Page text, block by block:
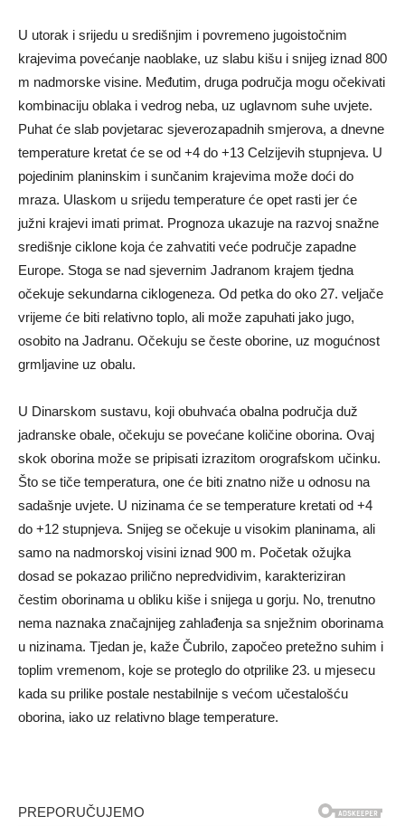
U utorak i srijedu u središnjim i povremeno jugoistočnim
krajevima povećanje naoblake, uz slabu kišu i snijeg iznad 800
m nadmorske visine. Međutim, druga područja mogu očekivati
​​kombinaciju oblaka i vedrog neba, uz uglavnom suhe uvjete.
Puhat će slab povjetarac sjeverozapadnih smjerova, a dnevne
temperature kretat će se od +4 do +13 Celzijevih stupnjeva. U
pojedinim planinskim i sunčanim krajevima može doći do
mraza. Ulaskom u srijedu temperature će opet rasti jer će
južni krajevi imati primat. Prognoza ukazuje na razvoj snažne
središnje ciklone koja će zahvatiti veće područje zapadne
Europe. Stoga se nad sjevernim Jadranom krajem tjedna
očekuje sekundarna ciklogeneza. Od petka do oko 27. veljače
vrijeme će biti relativno toplo, ali može zapuhati jako jugo,
osobito na Jadranu. Očekuju se česte oborine, uz mogućnost
grmljavine uz obalu.
U Dinarskom sustavu, koji obuhvaća obalna područja duž
jadranske obale, očekuju se povećane količine oborina. Ovaj
skok oborina može se pripisati izrazitom orografskom učinku.
Što se tiče temperatura, one će biti znatno niže u odnosu na
sadašnje uvjete. U nizinama će se temperature kretati od +4
do +12 stupnjeva. Snijeg se očekuje u visokim planinama, ali
samo na nadmorskoj visini iznad 900 m. Početak ožujka
dosad se pokazao prilično nepredvidivim, karakteriziran
čestim oborinama u obliku kiše i snijega u gorju. No, trenutno
nema naznaka značajnijeg zahlađenja sa snježnim oborinama
u nizinama. Tjedan je, kaže Čubrilo, započeo pretežno suhim i
toplim vremenom, koje se proteglo do otprilike 23. u mjesecu
kada su prilike postale nestabilnije s većom učestalošću
oborina, iako uz relativno blage temperature.